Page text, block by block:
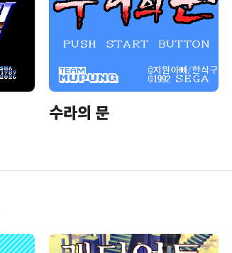
수라의 문